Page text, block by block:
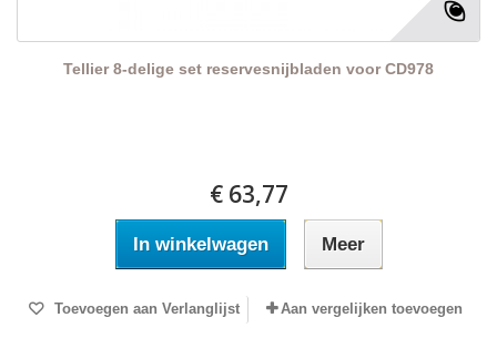
Tellier 8-delige set reservesnijbladen voor CD978
€ 63,77
In winkelwagen Meer
Toevoegen aan Verlanglijst Aan vergelijken toevoegen